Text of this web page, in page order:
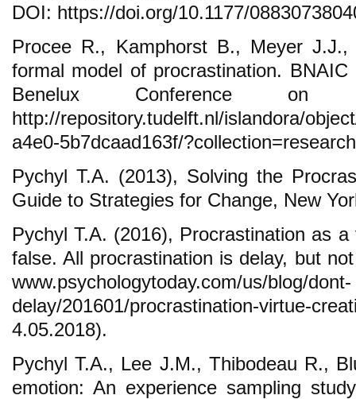
DOI: https://doi.org/10.1177/
Procee R., Kamphorst B., Meyer
formal model of procrastination.
Benelux Conference on
http://repository.tudelft.nl/islandora/
a4e0-5b7dcaad163f/
Pychyl T.A. (2013), Solving the
Guide to Strategies for Change, New
Pychyl T.A. (2016), Procrastination as
false. All procrastination is delay, but
www.psychologytoday.com/us/blog/dont-
delay/201601/procrastination-virtue-
4.05.2018).
Pychyl T.A., Lee J.M., Thibodeau R.,
emotion: An experience sampling